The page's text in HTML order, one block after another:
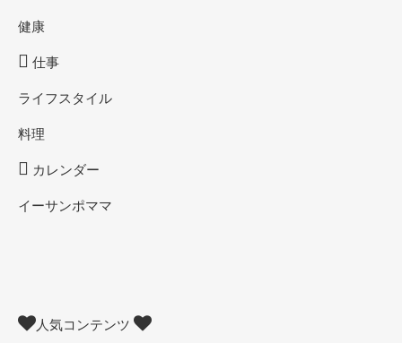
健康
仕事
ライフスタイル
料理
カレンダー
イーサンポママ
人気コンテンツ